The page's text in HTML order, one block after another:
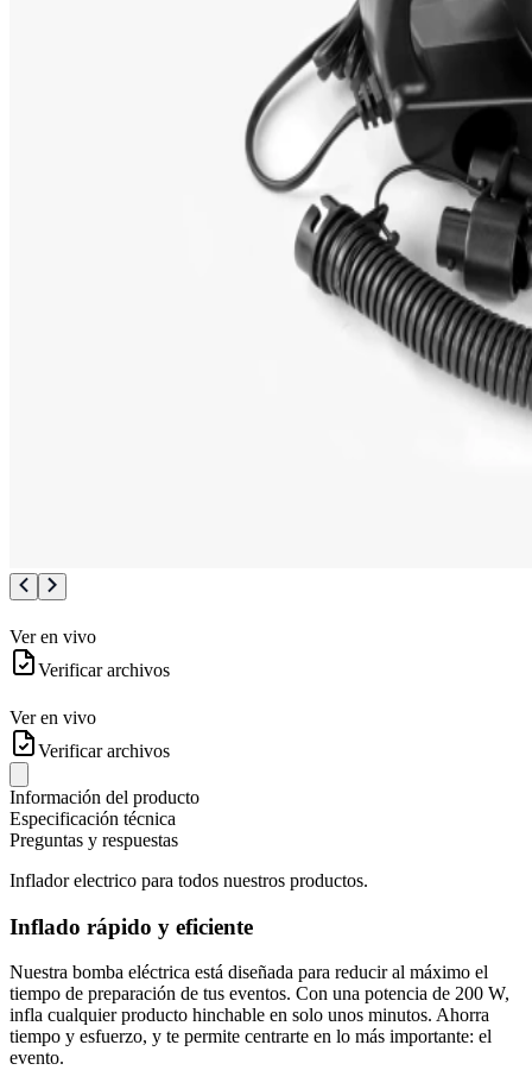
Ver en vivo
Verificar archivos
Ver en vivo
Verificar archivos
Información del producto
Especificación técnica
Preguntas y respuestas
Inflador electrico para todos nuestros productos.
Inflado rápido y eficiente
Nuestra bomba eléctrica está diseñada para reducir al máximo el
tiempo de preparación de tus eventos. Con una potencia de 200 W,
infla cualquier producto hinchable en solo unos minutos. Ahorra
tiempo y esfuerzo, y te permite centrarte en lo más importante: el
evento.